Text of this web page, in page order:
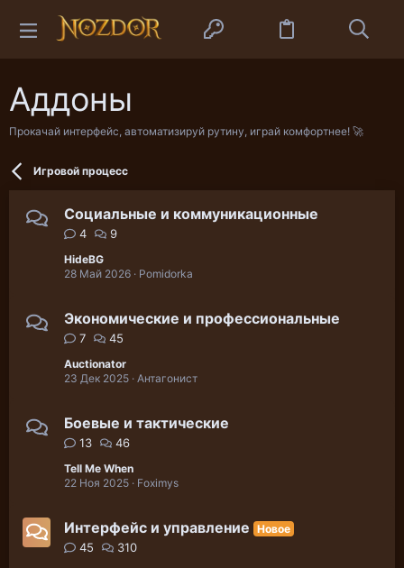
Аддоны
Прокачай интерфейс, автоматизируй рутину, играй комфортнее! 🚀
Игровой процесс
Социальные и коммуникационные
4 9
HideBG
28 Май 2026
Pomidorka
Экономические и профессиональные
7 45
Auctionator
23 Дек 2025 Антагонист
Боевые и тактические
13 46
Tell Me When
22 Ноя 2025
Foximys
Интерфейс и управление Новое
45 310